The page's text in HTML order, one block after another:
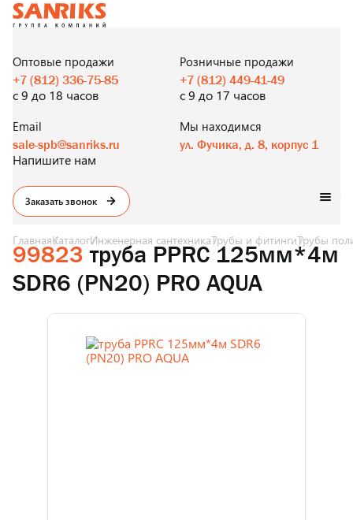
И В РОЗНИЦУ
Оптовые продажи
+7 (812) 336-75-85
с 9 до 18 часов
Розничные продажи
+7 (812) 449-41-49
с 9 до 17 часов
Email
sale-spb@sanriks.ru
Напишите нам
Мы находимся
ул. Фучика, д. 8, корпус 1
Заказать звонок
ГлавнаяКаталогИнженерная сантехникаТрубы и фитингиТрубы
99823 труба PPRC 125мм*4м
SDR6 (PN20) PRO AQUA